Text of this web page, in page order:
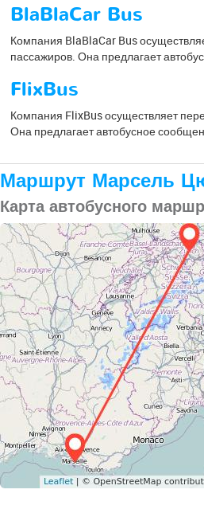
BlaBlaCar Bus
Компания BlaBlaCar Bus
пассажиров. Она предлагает
FlixBus
Компания FlixBus осуществляет
Она предлагает автобусное
Маршрут Марсель
Карта автобусного